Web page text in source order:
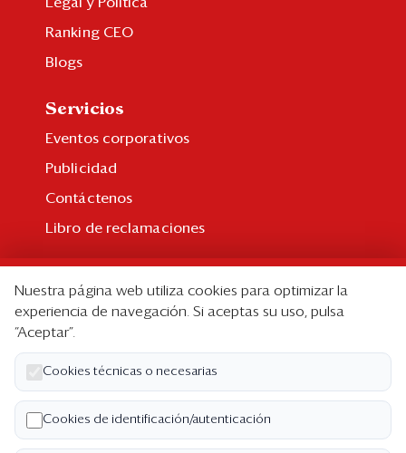
Ranking CEO
Blogs
Servicios
Eventos corporativos
Publicidad
Contáctenos
Libro de reclamaciones
Suscripción individual
Paquetes corporativos
Edición Impresa
Nosotros
Quiénes somos
Nuestra página web utiliza cookies para optimizar la
experiencia de navegación. Si aceptas su uso, pulsa
“Aceptar”.
Cookies técnicas o necesarias
Cookies de identificación/autenticación